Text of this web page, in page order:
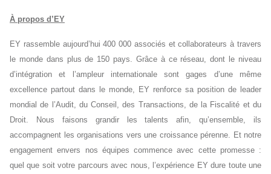
À propos d’EY
EY rassemble aujourd’hui 400 000 associés et collaborateurs à travers
le monde dans plus de 150 pays. Grâce à ce réseau, dont le niveau
d’intégration et l’ampleur internationale sont gages d’une même
excellence partout dans le monde, EY renforce sa position de leader
mondial de l’Audit, du Conseil, des Transactions, de la Fiscalité et du
Droit. Nous faisons grandir les talents afin, qu’ensemble, ils
accompagnent les organisations vers une croissance pérenne. Et notre
engagement envers nos équipes commence avec cette promesse :
quel que soit votre parcours avec nous, l’expérience EY dure toute une